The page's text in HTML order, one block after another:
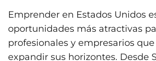
Emprender en Estados Unidos
oportunidades más atractivas
profesionales y empresarios
expandir sus horizontes. Desde